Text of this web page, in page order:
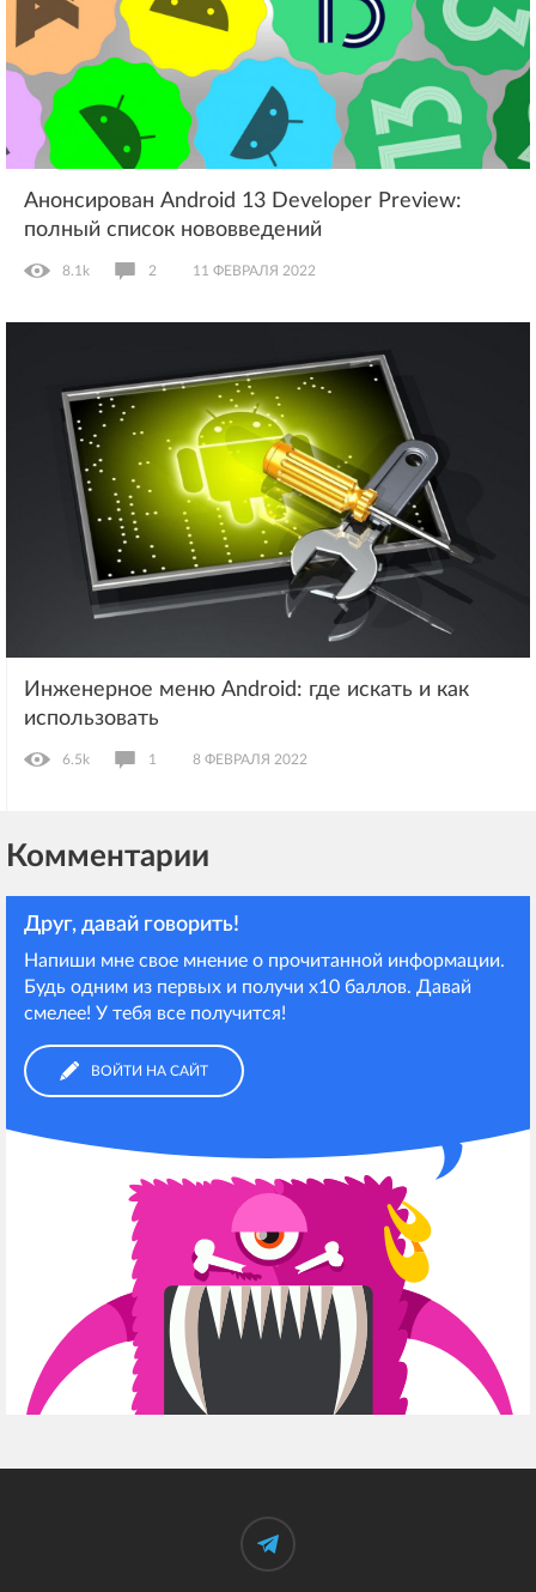
Анонсирован Android 13 Developer Preview:
полный список нововведений
8.1k 2 11 ФЕВРАЛЯ 2022
Инженерное меню Android: где искать и как
использовать
6.5k 1 8 ФЕВРАЛЯ 2022
Комментарии
Друг, давай говорить!
Напиши мне свое мнение о прочитанной информации.
Будь одним из первых и получи х10 баллов. Давай
смелее! У тебя все получится!
ВОЙТИ НА САЙТ